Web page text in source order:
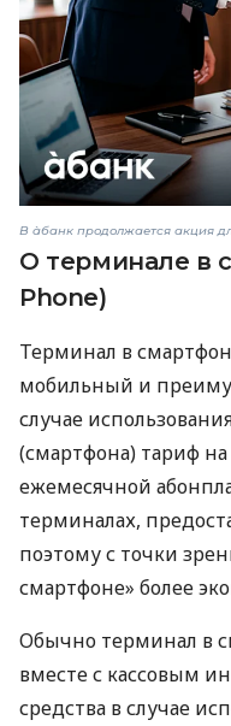
В àбанк продолжается акция
О терминале в
Phone)
Терминал в
мобильный и
случае
(смартфона) тариф
ежемесячной
терминалах,
поэтому с точки
смартфоне» более
Обычно терминал в
вместе с кассовым
средства в случае